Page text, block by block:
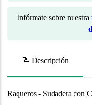
Infórmate sobre nuestra
📝 Descripción
Raqueros - Sudadera con